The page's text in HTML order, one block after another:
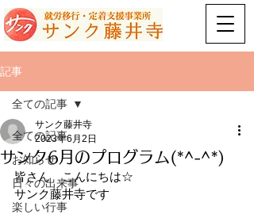
記事
全ての記事
お知らせ
日々の出来事
楽しい行事
全ての記事
サンク6月のプログラム(*^-^*)
サンク藤井寺
2023年6月2日
皆さん　こんにちは☆
サンク藤井寺です